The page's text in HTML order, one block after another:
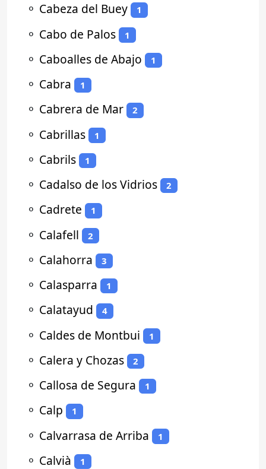
⚬ Cabeza del Buey 1
⚬ Cabo de Palos 1
⚬ Caboalles de Abajo 1
⚬ Cabra 1
⚬ Cabrera de Mar 2
⚬ Cabrillas 1
⚬ Cabrils 1
⚬ Cadalso de los Vidrios 2
⚬ Cadrete 1
⚬ Calafell 2
⚬ Calahorra 3
⚬ Calasparra 1
⚬ Calatayud 4
⚬ Caldes de Montbui 1
⚬ Calera y Chozas 2
⚬ Callosa de Segura 1
⚬ Calp 1
⚬ Calvarrasa de Arriba 1
⚬ Calvià 1